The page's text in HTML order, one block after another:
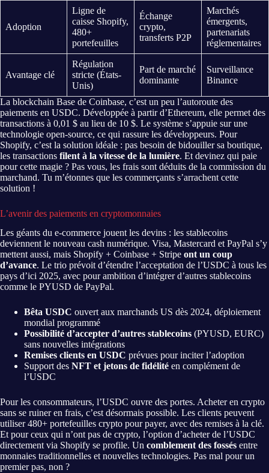
Adoption
Ligne de
caisse Shopify,
480+
portefeuilles
Échange
crypto,
transferts P2P
Marchés
émergents,
partenariats
réglementaires
Avantage clé
Régulation
stricte (États-
Unis)
Part de marché
dominante
Surveillance
Binance
La blockchain Base de Coinbase, c’est un peu l’autoroute des
paiements en USDC. Développée à partir d’Ethereum, elle permet des
transactions à 0,01 $ au lieu de 10 $. Le système s’appuie sur une
technologie open-source, ce qui rassure les développeurs. Pour
Shopify, c’est la solution idéale : pas besoin de bidouiller sa boutique,
les transactions filent à la vitesse de la lumière. Et devinez qui paie
pour cette magie ? Pas vous, les frais sont déduits de la commission du
marchand. Tu m’étonnes que les commerçants s’arrachent cette
solution !
L’avenir des paiements en cryptomonnaies
Les géants du e-commerce jouent les devins : les stablecoins
deviennent le nouveau cash numérique. Visa, Mastercard et PayPal s’y
mettent aussi, mais Shopify + Coinbase + Stripe ont un coup
d’avance. Le trio prévoit d’étendre l’acceptation de l’USDC à tous les
pays d’ici 2025, avec pour ambition d’intégrer d’autres stablecoins
comme le PYUSD de PayPal.
Bêta USDC ouvert aux marchands US dès 2024, déploiement
mondial programmé
Possibilité d’accepter d’autres stablecoins (PYUSD, EURC)
sans nouvelles intégrations
Remises clients en USDC prévues pour inciter l’adoption
Support des NFT et jetons de fidélité en complément de
l’USDC
Pour les consommateurs, l’USDC ouvre des portes. Acheter en crypto
sans se ruiner en frais, c’est désormais possible. Les clients peuvent
utiliser 480+ portefeuilles crypto pour payer, avec des remises à la clé.
Et pour ceux qui n’ont pas de crypto, l’option d’acheter de l’USDC
directement via Shopify se profile. Un comblement des fossés entre
monnaies traditionnelles et nouvelles technologies. Pas mal pour un
premier pas, non ?